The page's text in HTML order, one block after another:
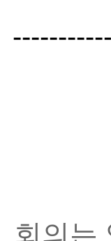
회의는